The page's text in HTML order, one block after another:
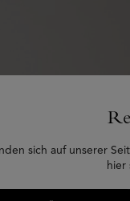
sich auf unserer
hier